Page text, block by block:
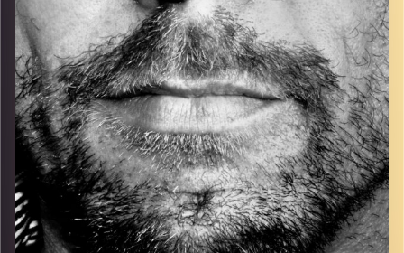
קרדיט תמונות: David Goehring